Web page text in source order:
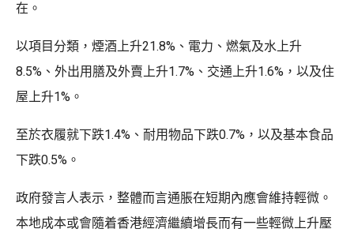
在。
以項目分類，煙酒上升21.8%、電力、燃氣及水上升
8.5%、外出用膳及外賣上升1.7%、交通上升1.6%，以及住
屋上升1%。
至於衣履就下跌1.4%、耐用物品下跌0.7%，以及基本食品
下跌0.5%。
政府發言人表示，整體而言通脹在短期內應會維持輕微。
本地成本或會隨着香港經濟繼續增長而有一些輕微上升壓